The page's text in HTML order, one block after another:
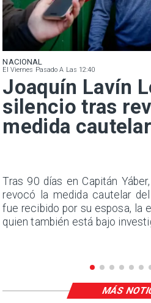
NACIONAL
El Viernes Pasado A Las 12:40
Joaquín Lavín
silencio tras
medida cautelar
Tras 90 días en Capitán
revocó la medida cautelar
fue recibido por su esposa, la
quien también está bajo
MÁS